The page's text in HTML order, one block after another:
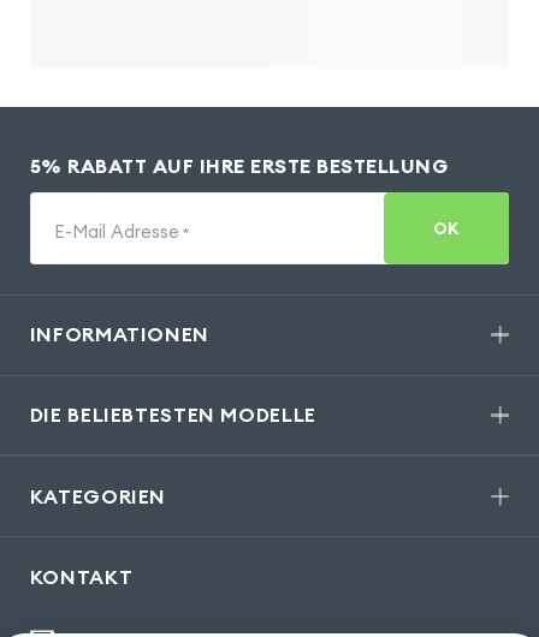
5% RABATT AUF IHRE ERSTE BESTELLUNG
E-Mail Adresse * OK
INFORMATIONEN
DIE BELIEBTESTEN MODELLE
KATEGORIEN
KONTAKT